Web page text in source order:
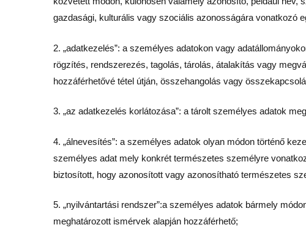
gazdasági, kulturális vagy szociális azonosságára vonatkozó
2. „adatkezelés”: a személyes adatokon vagy
rögzítés, rendszerezés, tagolás, tárolás, átalakítás vagy
hozzáférhetővé tétel útján, összehangolás vagy
3. „az adatkezelés korlátozása”: a tárolt személyes adatok
4. „álnevesítés”: a személyes adatok olyan módon történő
személyes adat mely konkrét természetes személyre
biztosított, hogy azonosított vagy azonosítható természetes
5. „nyilvántartási rendszer”:a személyes adatok bármely
meghatározott ismérvek alapján hozzáférhető;